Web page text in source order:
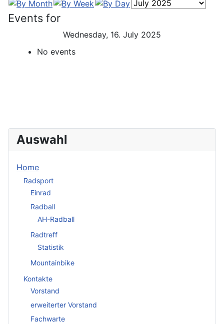
Events for
Wednesday, 16. July 2025
No events
Auswahl
Home
Radsport
Einrad
Radball
AH-Radball
Radtreff
Statistik
Mountainbike
Kontakte
Vorstand
erweiterter Vorstand
Fachwarte